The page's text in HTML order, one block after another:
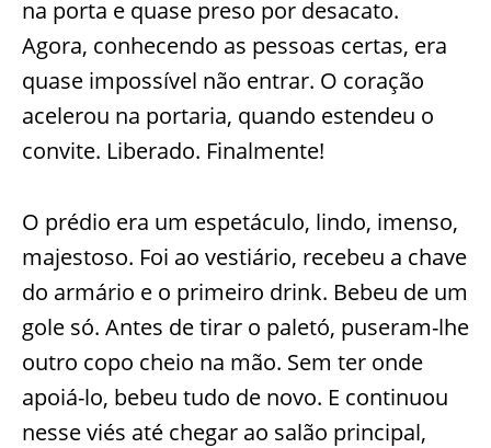
na porta e quase preso por desacato.
Agora, conhecendo as pessoas certas, era
quase impossível não entrar. O coração
acelerou na portaria, quando estendeu o
convite. Liberado. Finalmente!
O prédio era um espetáculo, lindo, imenso,
majestoso. Foi ao vestiário, recebeu a chave
do armário e o primeiro drink. Bebeu de um
gole só. Antes de tirar o paletó, puseram-lhe
outro copo cheio na mão. Sem ter onde
apoiá-lo, bebeu tudo de novo. E continuou
nesse viés até chegar ao salão principal,